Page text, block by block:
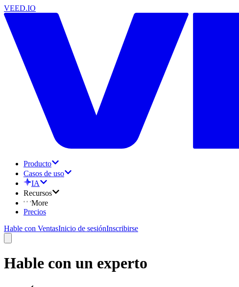
VEED.IO
Producto
Casos de uso
IA
Recursos
More
Precios
Hable con VentasInicio de sesiónInscribirse
Hable con un experto